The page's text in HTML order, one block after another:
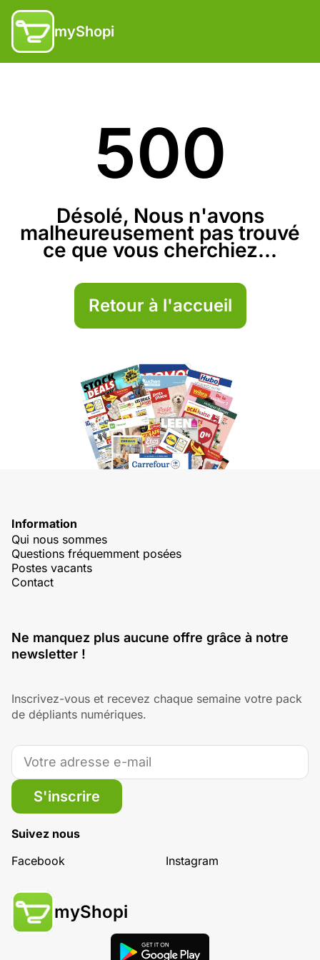
myShopi
500
Désolé, Nous n'avons
malheureusement pas trouvé
ce que vous cherchiez...
Retour à l'accueil
Information
Qui nous sommes
Questions fréquemment posées
Postes vacants
Contact
Ne manquez plus aucune offre grâce à notre
newsletter !
Inscrivez-vous et recevez chaque semaine votre pack
de dépliants numériques.
S'inscrire
Suivez nous
Facebook
Instagram
myShopi